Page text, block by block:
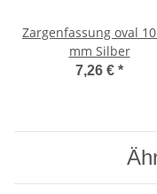
Zargenfassung oval
mm Silber
7,26 € *